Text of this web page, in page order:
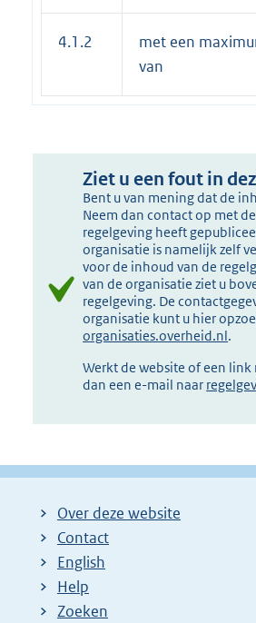
4.1.2
met een
van
Ziet u een fout in
Bent u van mening dat de
Neem dan contact op met
regelgeving heeft
organisatie is namelijk zelf
voor de inhoud van de
van de organisatie ziet u
regelgeving. De
organisatie kunt u hier
organisaties.overheid.nl.
Werkt de website of een link
dan een e-mail naar
Over deze website
Contact
English
Help
Zoeken